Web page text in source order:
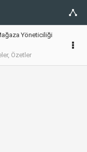
Yöneticiliği
Özetler